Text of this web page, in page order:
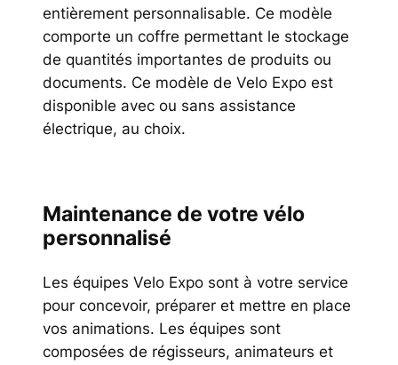
entièrement personnalisable. Ce modèle
comporte un coffre permettant le stockage
de quantités importantes de produits ou
documents. Ce modèle de Velo Expo est
disponible avec ou sans assistance
électrique, au choix.
Maintenance de votre vélo
personnalisé
Les équipes Velo Expo sont à votre service
pour concevoir, préparer et mettre en place
vos animations. Les équipes sont
composées de régisseurs, animateurs et